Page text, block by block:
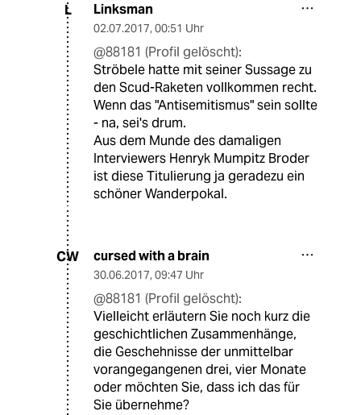
L Linksman
02.07.2017, 00:51 Uhr
@88181 (Profil gelöscht):
Ströbele hatte mit seiner Sussage zu
den Scud-Raketen vollkommen recht.
Wenn das "Antisemitismus" sein sollte
- na, sei's drum.
Aus dem Munde des damaligen
Interviewers Henryk Mumpitz Broder
ist diese Titulierung ja geradezu ein
schöner Wanderpokal.
CW cursed with a brain
30.06.2017, 09:47 Uhr
@88181 (Profil gelöscht):
Vielleicht erläutern Sie noch kurz die
geschichtlichen Zusammenhänge,
die Geschehnisse der unmittelbar
vorangegangenen drei, vier Monate
oder möchten Sie, dass ich das für
Sie übernehme?